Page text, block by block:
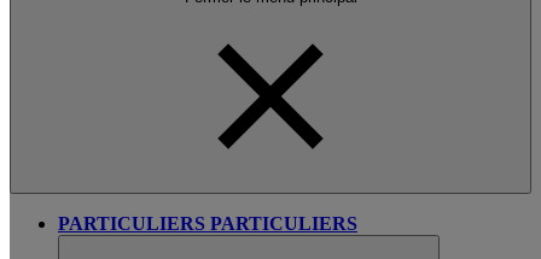
PARTICULIERS PARTICULIERS